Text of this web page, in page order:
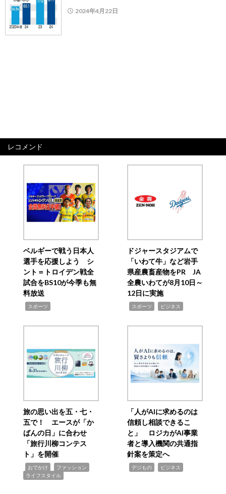
2024年4月22日
レコメンド
ベルギーで戦う日本人
選手を応援しよう シ
ント＝トロイデン戦全
試合をBS10が今季も無
料放送
スポーツ
ドジャースタジアムで
「いわて牛」など岩手
県産農畜産物をPR JA
全農いわてが8月10日～
12日に実施
スポーツ ビジネス
旅の思い出を五・七・
五で！ エースが「か
ばんの日」に合わせ
「旅行川柳コンテス
ト」を開催
おでかけ ファッション
ライフスタイル
「人がAIに求めるのは
信頼し相談できるこ
と」 ロジカがAI事業
者と導入機関の共通指
針案を策定へ
デジもの ビジネス